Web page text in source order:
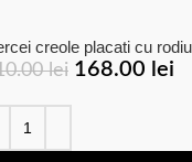
creole placati cu
lei 168.00 lei